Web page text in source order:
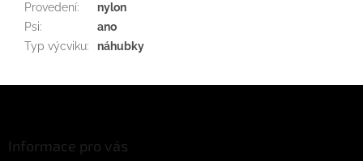
Provedení:
nylon
Psi:
ano
Typ výcviku: náhubky
Informace pro vás